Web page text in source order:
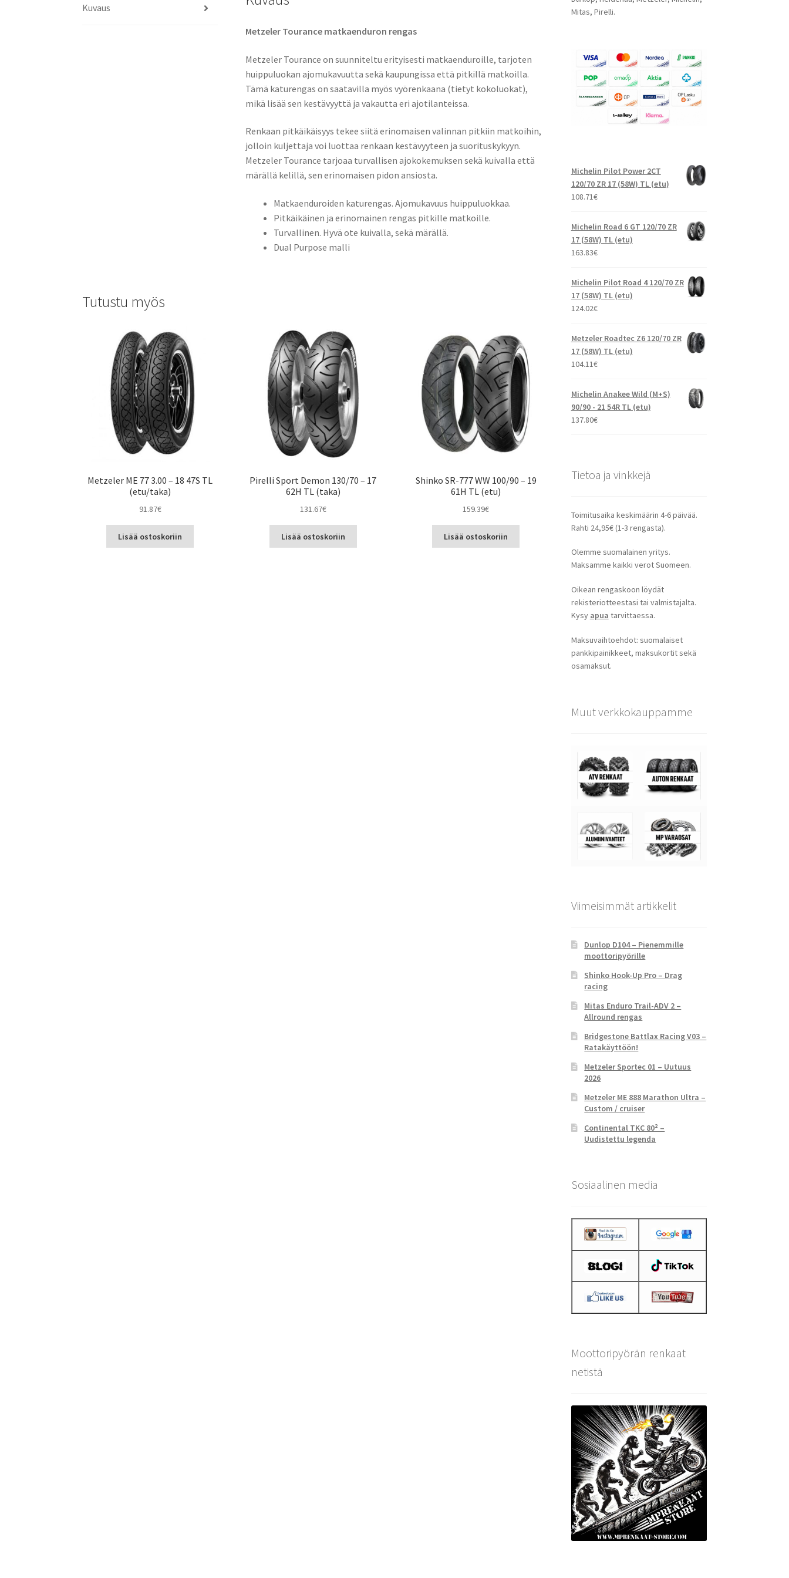
Kuvaus
Metzeler Tourance matkaenduron rengas
Metzeler Tourance on suunniteltu erityisesti matkaenduroille, tarjoten
huippuluokan ajomukavuutta sekä kaupungissa että pitkillä matkoilla.
Tämä katurengas on saatavilla myös vyörenkaana (tietyt kokoluokat),
mikä lisää sen kestävyyttä ja vakautta eri ajotilanteissa.
Renkaan pitkäikäisyys tekee siitä erinomaisen valinnan pitkiin matkoihin,
jolloin kuljettaja voi luottaa renkaan kestävyyteen ja suorituskykyyn.
Metzeler Tourance tarjoaa turvallisen ajokokemuksen sekä kuivalla että
märällä kelillä, sen erinomaisen pidon ansiosta.
Matkaenduroiden katurengas. Ajomukavuus huippuluokkaa.
Pitkäikäinen ja erinomainen rengas pitkille matkoille.
Turvallinen. Hyvä ote kuivalla, sekä märällä.
Dual Purpose malli
Tutustu myös
Metzeler ME 77 3.00 – 18 47S TL
(etu/taka)
91.87€
Lisää ostoskoriin
Pirelli Sport Demon 130/70 – 17
62H TL (taka)
131.67€
Lisää ostoskoriin
Shinko SR-777 WW 100/90 – 19
61H TL (etu)
159.39€
Lisää ostoskoriin
Mitas, Pirelli.
Michelin Pilot Power 2CT
120/70 ZR 17 (58W) TL (etu)
108.71€
Michelin Road 6 GT 120/70 ZR
17 (58W) TL (etu)
163.83€
Michelin Pilot Road 4 120/70 ZR
17 (58W) TL (etu)
124.02€
Metzeler Roadtec Z6 120/70 ZR
17 (58W) TL (etu)
104.11€
Michelin Anakee Wild (M+S)
90/90 - 21 54R TL (etu)
137.80€
Tietoa ja vinkkejä
Toimitusaika keskimäärin 4-6 päivää.
Rahti 24,95€ (1-3 rengasta).
Olemme suomalainen yritys.
Maksamme kaikki verot Suomeen.
Oikean rengaskoon löydät
rekisteriotteestasi tai valmistajalta.
Kysy apua tarvittaessa.
Maksuvaihtoehdot: suomalaiset
pankkipainikkeet, maksukortit sekä
osamaksut.
Muut verkkokauppamme
Viimeisimmät artikkelit
Dunlop D104 – Pienemmille
moottoripyörille
Shinko Hook-Up Pro – Drag
racing
Mitas Enduro Trail-ADV 2 –
Allround rengas
Bridgestone Battlax Racing V03 –
Ratakäyttöön!
Metzeler Sportec 01 – Uutuus
2026
Metzeler ME 888 Marathon Ultra –
Custom / cruiser
Continental TKC 80² –
Uudistettu legenda
Sosiaalinen media
Moottoripyörän renkaat
netistä